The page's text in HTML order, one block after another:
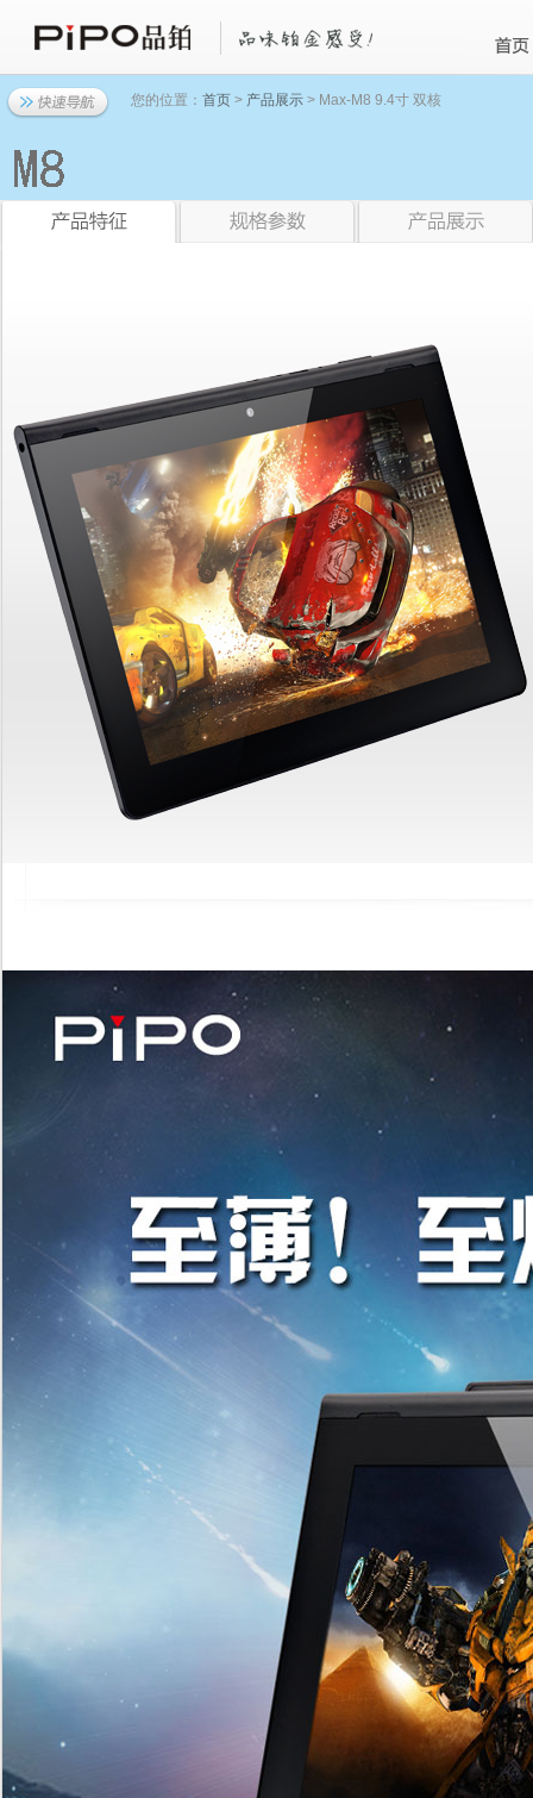
您的位置： 首页 > 产品展示 > Max-M8 9.4寸 双核